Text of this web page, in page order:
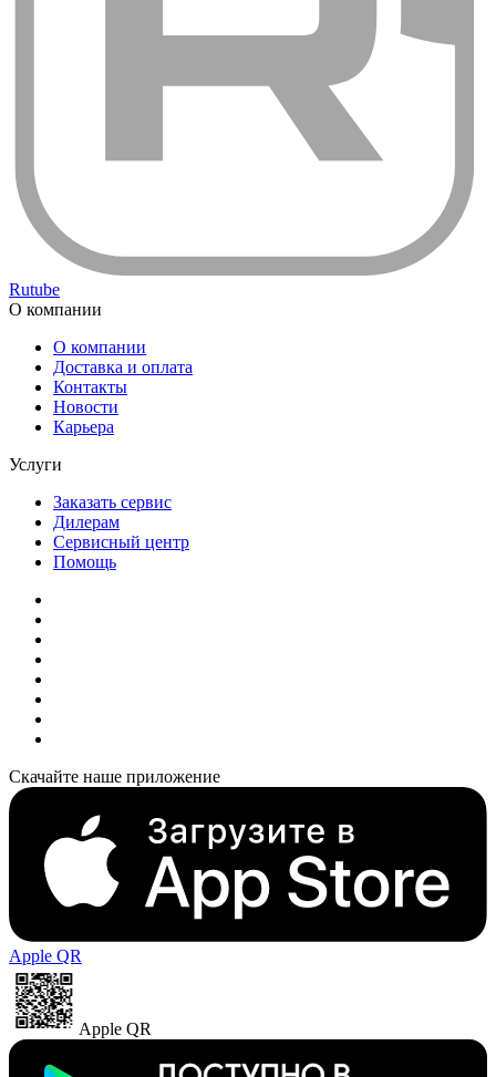
Rutube
О компании
О компании
Доставка и оплата
Контакты
Новости
Карьера
Услуги
Заказать сервис
Дилерам
Сервисный центр
Помощь
Скачайте наше приложение
Apple QR
Apple QR